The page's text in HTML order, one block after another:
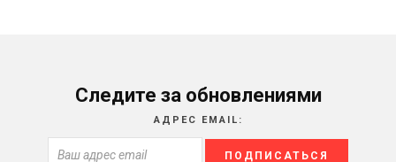
Следите за обновлениями
АДРЕС EMAIL: